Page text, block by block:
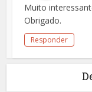
Muito
Obrigado.
Responder